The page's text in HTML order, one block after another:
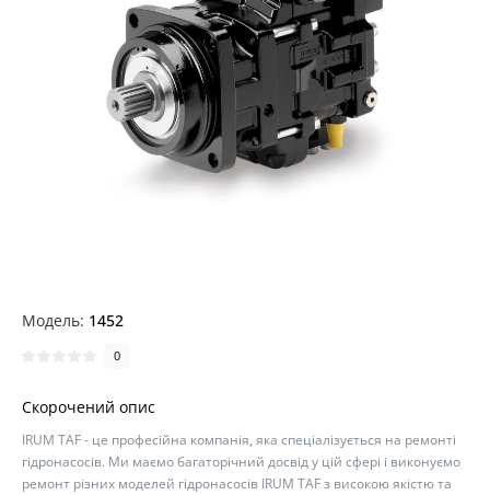
Модель: 1452
0
Скорочений опис
IRUM TAF - це професійна компанія, яка спеціалізується на ремонті
гідронасосів. Ми маємо багаторічний досвід у цій сфері і виконуємо
ремонт різних моделей гідронасосів IRUM TAF з високою якістю та